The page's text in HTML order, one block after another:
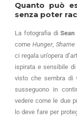
Quanto può
senza poter
La fotografia diSean
come Hunger, Shame
ci regala un’opera
ispirata e sensibile di
visto che sembra di
susseguono in
vedere come le due
lo deve fare per